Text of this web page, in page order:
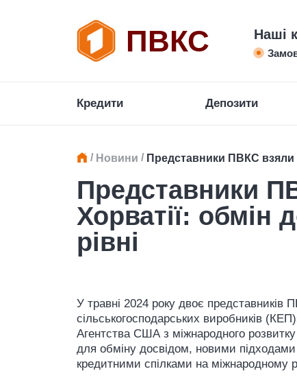
ПВКС Наші
Кредити Депозити
/ Новини / Представники ПВКС взяли
Представники
Хорватії: обмін
рівні
У травні 2024 року двоє представників
сільськогосподарських виробників
Агентства США з міжнародного
для обміну досвідом, новими підходами
кредитними спілками на міжнародному